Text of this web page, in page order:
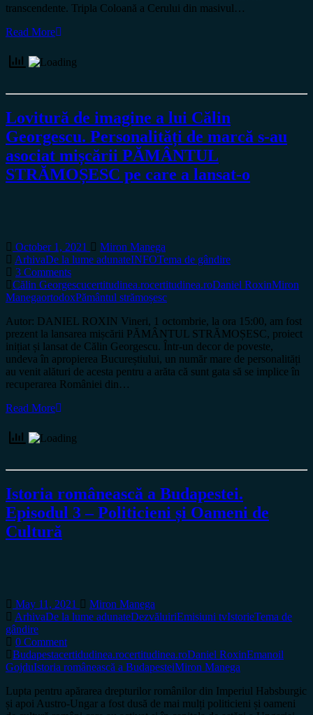
transcendente. Tripla Coloană a Cerului din masivul…
Read More
Lovitură de imagine a lui Călin
Georgescu. Personalități de marcă s-au
asociat mișcării PĂMÂNTUL
STRĂMOȘESC pe care a lansat-o
October 1, 2021
Miron Manega
ArhivaDe la lume adunateINFOTema de gândire
3 Comments
Călin Georgescucertitudinea.rocertitudinea.roDaniel RoxinMiron
ManegaortodoxPământul strămoșesc
Autor: DANIEL ROXIN Vineri, 1 octombrie, la ora 15:00, am fost
prezent la lansarea mișcării PĂMÂNTUL STRĂMOȘESC, proiect
inițiat și lansat de Călin Georgescu. Într-un decor de poveste,
undeva în apropierea Bucureștiului, un număr mare de personalități
au venit alături de acesta pentru a arăta că sunt gata să se implice în
recuperarea României din…
Read More
Istoria românească a Budapestei.
Episodul 3 – Politicieni și Oameni de
Cultură
May 11, 2021
Miron Manega
ArhivaDe la lume adunateDezvăluiriEmisiuni tvIstorieTema de
gândire
0 Comment
Budapestacertidudinea.rocertitudinea.roDaniel RoxinEmanoil
GojduIstoria românească a BudapesteiMiron Manega
Lupta pentru apărarea drepturilor românilor din Imperiul Habsburgic
și apoi Austro-Ungar a fost dusă de mai mulți politicieni și oameni